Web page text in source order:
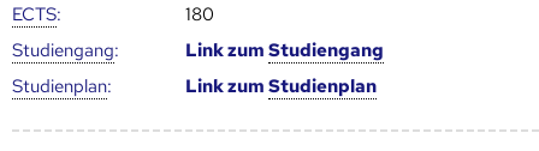
ECTS:
180
Studien­gang: Link zumStudien­gang
Studien­plan: Link zumStudien­plan